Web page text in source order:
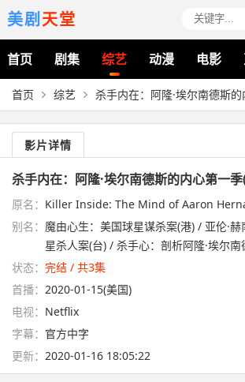
美剧天堂
首页 剧集 综艺 动漫 电影
首页 综艺 杀手内在：阿隆·埃尔南德斯
影片详情
杀手内在：阿隆·埃尔南德斯的内心第一
原名： Killer Inside: The Mind of Aaron
别名： 魔由心生：美国球星谋杀案(港) / 亚伦·
星杀人案(台) / 杀手心：剖析阿隆·埃尔南
状态： 完结 / 共3集
首播： 2020-01-15(美国)
电视： Netflix
字幕： 官方中字
更新： 2020-01-16 18:05:22